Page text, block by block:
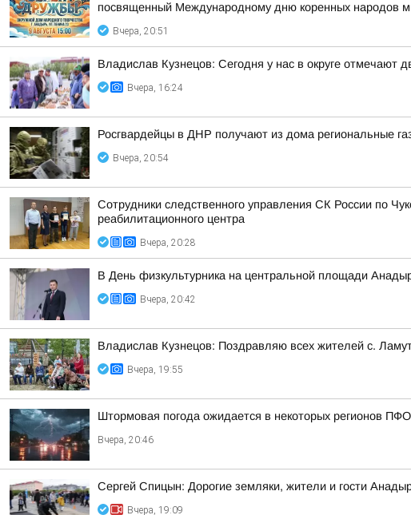
посвященный Международному дню коренных народов
Вчера, 20:51
Владислав Кузнецов: Сегодня у нас в округе отмечают
Вчера, 16:24
Росгвардейцы в ДНР получают из дома региональные
Вчера, 20:54
Сотрудники следственного управления СК России по
реабилитационного центра
Вчера, 20:28
В День физкультурника на центральной площади
Вчера, 20:42
Владислав Кузнецов: Поздравляю всех жителей с.
Вчера, 19:55
Штормовая погода ожидается в некоторых регионов
Вчера, 20:46
Сергей Спицын: Дорогие земляки, жители и гости
Вчера, 19:09